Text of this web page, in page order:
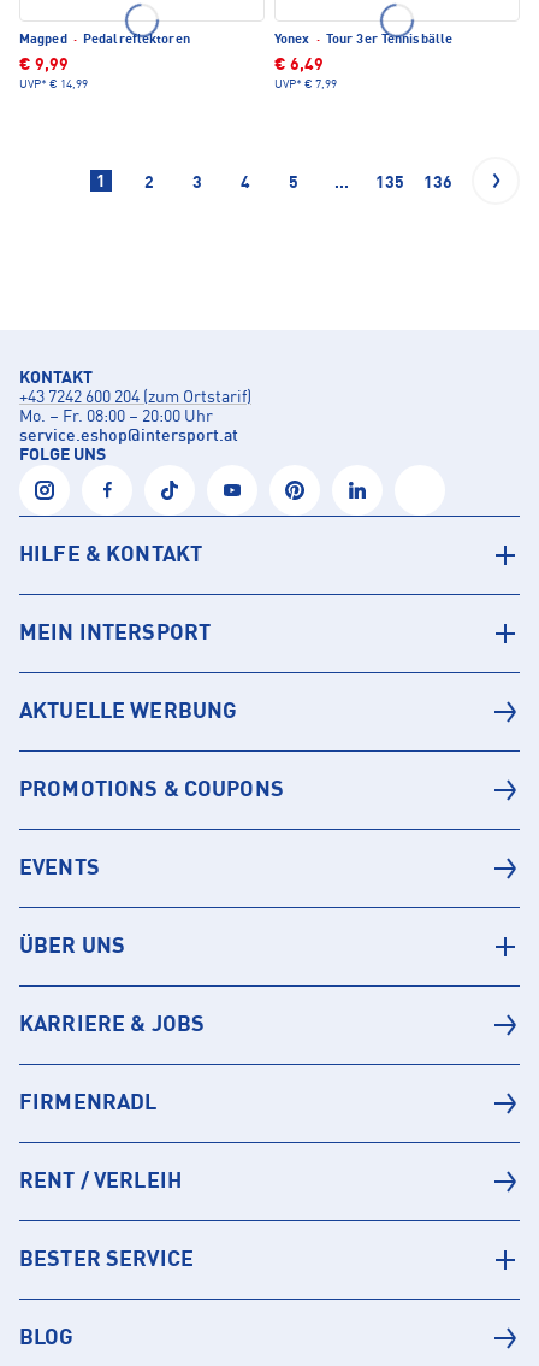
Magped · Pedalreflektoren
€ 9,99
UVP* € 14,99
Yonex · Tour 3er Tennisbälle
€ 6,49
UVP* € 7,99
1 2 3 4 5 ... 135 136
KONTAKT
+43 7242 600 204 (zum Ortstarif)
Mo. – Fr. 08:00 – 20:00 Uhr
service.eshop@intersport.at
FOLGE UNS
HILFE & KONTAKT
MEIN INTERSPORT
AKTUELLE WERBUNG
PROMOTIONS & COUPONS
EVENTS
ÜBER UNS
KARRIERE & JOBS
FIRMENRADL
RENT / VERLEIH
BESTER SERVICE
BLOG